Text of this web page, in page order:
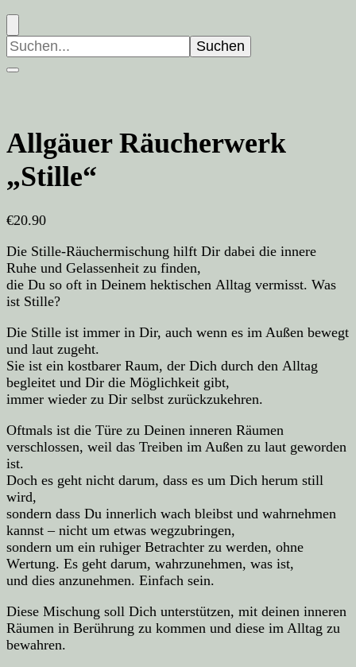
Suchen
nach:
Allgäuer Räucherwerk
„Stille“
€20.90
Die Stille-Räuchermischung hilft Dir dabei die innere
Ruhe und Gelassenheit zu finden,
die Du so oft in Deinem hektischen Alltag vermisst. Was
ist Stille?
Die Stille ist immer in Dir, auch wenn es im Außen bewegt
und laut zugeht.
Sie ist ein kostbarer Raum, der Dich durch den Alltag
begleitet und Dir die Möglichkeit gibt,
immer wieder zu Dir selbst zurückzukehren.
Oftmals ist die Türe zu Deinen inneren Räumen
verschlossen, weil das Treiben im Außen zu laut geworden
ist.
Doch es geht nicht darum, dass es um Dich herum still
wird,
sondern dass Du innerlich wach bleibst und wahrnehmen
kannst – nicht um etwas wegzubringen,
sondern um ein ruhiger Betrachter zu werden, ohne
Wertung. Es geht darum, wahrzunehmen, was ist,
und dies anzunehmen. Einfach sein.
Diese Mischung soll Dich unterstützen, mit deinen inneren
Räumen in Berührung zu kommen und diese im Alltag zu
bewahren.